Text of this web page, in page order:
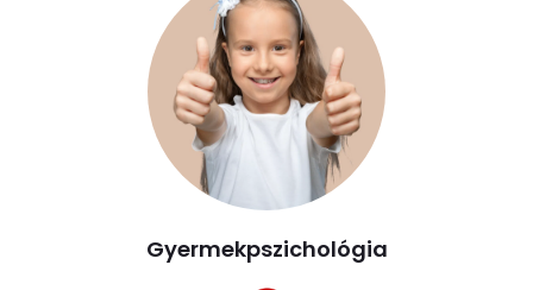
Gyermekpszichológia